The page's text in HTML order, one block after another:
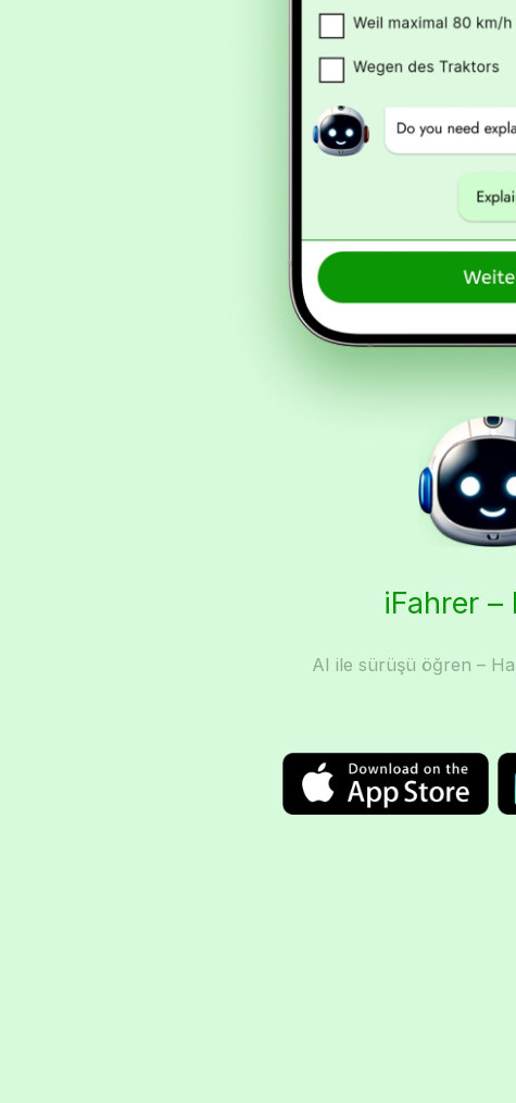
iFahrer –
AI ile sürüşü öğren –